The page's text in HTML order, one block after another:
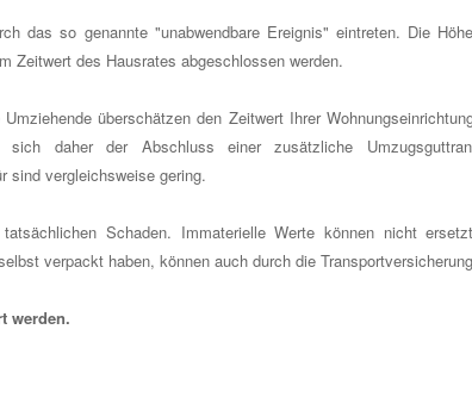
das so genannte "unabwendbare Ereignis" eintreten. Die
Zeitwert des Hausrates abgeschlossen werden.
überschätzen den Zeitwert Ihrer
daher der Abschluss einer zusätzliche
sind vergleichsweise gering.
Schaden. Immaterielle Werte können nicht
verpackt haben, können auch durch die
werden.